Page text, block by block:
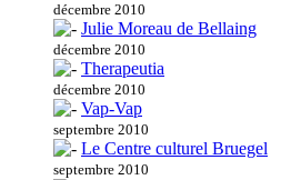
décembre 2010
Julie Moreau de Bellaing
décembre 2010
Therapeutia
décembre 2010
Vap-Vap
septembre 2010
Le Centre culturel Bruegel
septembre 2010